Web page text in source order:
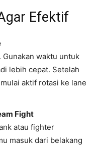
Efektif
waktu untuk
lebih cepat. Setelah
aktif rotasi ke lane
Fight
atau fighter
masuk dari belakang